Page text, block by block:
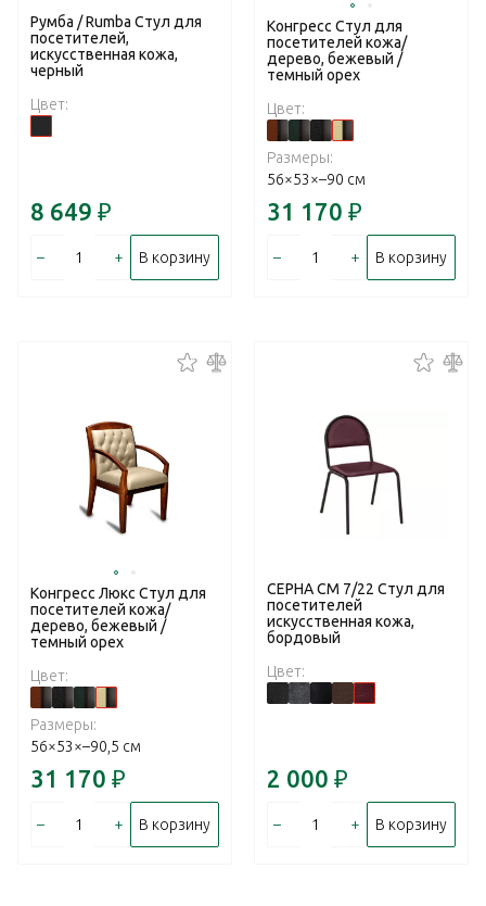
Румба / Rumba Стул для
посетителей,
искусственная кожа,
черный
Цвет:
8 649 ₽
– + В корзину
Конгресс Стул для
посетителей кожа/
дерево, бежевый /
темный орех
Цвет:
Размеры:
56×53×–90 см
31 170 ₽
– + В корзину
Конгресс Люкс Стул для
посетителей кожа/
дерево, бежевый /
темный орех
Цвет:
Размеры:
56×53×–90,5 см
31 170 ₽
– + В корзину
СЕРНА СМ 7/22 Стул для
посетителей
искусственная кожа,
бордовый
Цвет:
2 000 ₽
– + В корзину